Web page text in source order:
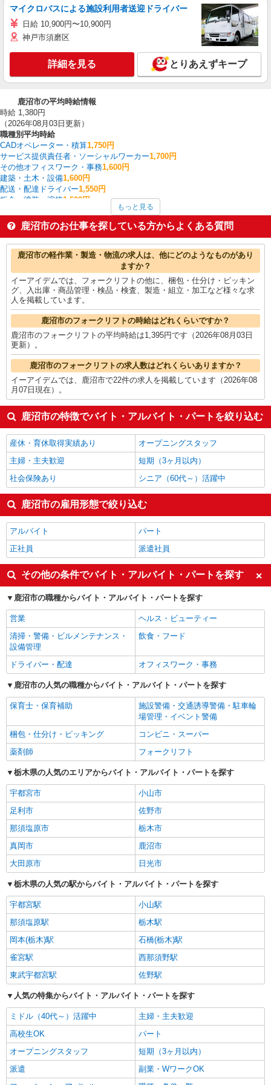
マイクロバスによる施設利用者送迎ドライバー
日給 10,900円〜10,900円
神戸市須磨区
詳細を見る とりあえずキープ
鹿沼市の平均時給情報
時給 1,380円
（2026年08月03日更新）
職種別平均時給
CADオペレーター・積算1,750円
サービス提供責任者・ソーシャルワーカー1,700円
その他オフィスワーク・事務1,600円
建築・土木・設備1,600円
配送・配達ドライバー1,550円
板金・塗装・溶接1,500円
研究開発・分析評価1,500円
その他介護・福祉1,456円
看護師・保健師・看護助手・助産師1,416円
鹿沼市の他の職種の平均時給を見る
もっと見る
鹿沼市のお仕事を探している方からよくある質問
鹿沼市の軽作業・製造・物流の求人は、他にどのようなものがあり
ますか？
イーアイデムでは、フォークリフトの他に、梱包・仕分け・ピッキン
グ、入出庫・商品管理・検品・検査、製造・組立・加工など様々な求
人を掲載しています。
鹿沼市のフォークリフトの時給はどれくらいですか？
鹿沼市のフォークリフトの平均時給は1,395円です（2026年08月03日
更新）。
鹿沼市のフォークリフトの求人数はどれくらいありますか？
イーアイデムでは、鹿沼市で22件の求人を掲載しています（2026年08
月07日現在）。
鹿沼市の特徴でバイト・アルバイト・パートを絞り込む
産休・育休取得実績あり
オープニングスタッフ
主婦・主夫歓迎
短期（3ヶ月以内）
社会保険あり
シニア（60代～）活躍中
鹿沼市の雇用形態で絞り込む
アルバイト
パート
正社員
派遣社員
その他の条件でバイト・アルバイト・パートを探す
鹿沼市の職種からバイト・アルバイト・パートを探す
営業
ヘルス・ビューティー
清掃・警備・ビルメンテナンス・
設備管理
飲食・フード
ドライバー・配達 オフィスワーク・事務
鹿沼市の人気の職種からバイト・アルバイト・パートを探す
保育士・保育補助
施設警備・交通誘導警備・駐車輪
場管理・イベント警備
梱包・仕分け・ピッキング
コンビニ・スーパー
薬剤師
フォークリフト
栃木県の人気のエリアからバイト・アルバイト・パートを探す
宇都宮市
小山市
足利市
佐野市
那須塩原市
栃木市
真岡市
鹿沼市
大田原市
日光市
栃木県の人気の駅からバイト・アルバイト・パートを探す
宇都宮駅
小山駅
那須塩原駅
栃木駅
岡本(栃木)駅
石橋(栃木)駅
雀宮駅
西那須野駅
東武宇都宮駅
佐野駅
人気の特集からバイト・アルバイト・パートを探す
ミドル（40代～）活躍中
主婦・主夫歓迎
高校生OK
パート
オープニングスタッフ
短期（3ヶ月以内）
派遣
副業・WワークOK